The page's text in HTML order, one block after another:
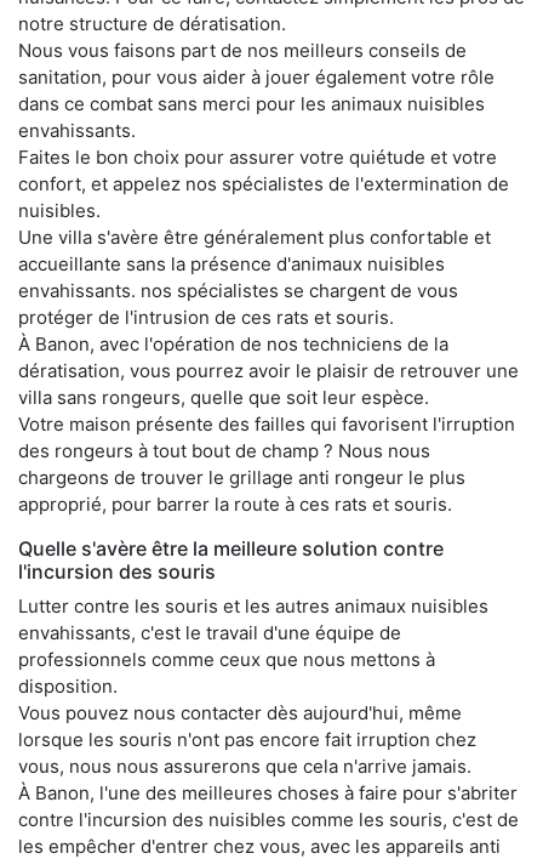
notre structure de dératisation.
Nous vous faisons part de nos meilleurs conseils de
sanitation, pour vous aider à jouer également votre rôle
dans ce combat sans merci pour les animaux nuisibles
envahissants.
Faites le bon choix pour assurer votre quiétude et votre
confort, et appelez nos spécialistes de l'extermination de
nuisibles.
Une villa s'avère être généralement plus confortable et
accueillante sans la présence d'animaux nuisibles
envahissants. nos spécialistes se chargent de vous
protéger de l'intrusion de ces rats et souris.
À Banon, avec l'opération de nos techniciens de la
dératisation, vous pourrez avoir le plaisir de retrouver une
villa sans rongeurs, quelle que soit leur espèce.
Votre maison présente des failles qui favorisent l'irruption
des rongeurs à tout bout de champ ? Nous nous
chargeons de trouver le grillage anti rongeur le plus
approprié, pour barrer la route à ces rats et souris.
Quelle s'avère être la meilleure solution contre
l'incursion des souris
Lutter contre les souris et les autres animaux nuisibles
envahissants, c'est le travail d'une équipe de
professionnels comme ceux que nous mettons à
disposition.
Vous pouvez nous contacter dès aujourd'hui, même
lorsque les souris n'ont pas encore fait irruption chez
vous, nous nous assurerons que cela n'arrive jamais.
À Banon, l'une des meilleures choses à faire pour s'abriter
contre l'incursion des nuisibles comme les souris, c'est de
les empêcher d'entrer chez vous, avec les appareils anti